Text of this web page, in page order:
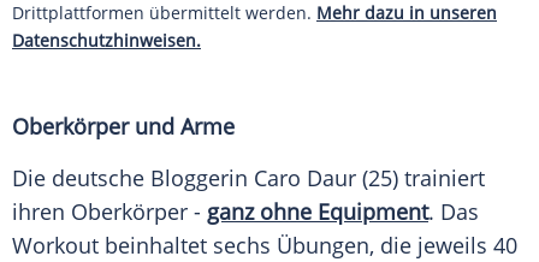
Drittplattformen übermittelt werden. Mehr dazu in unseren
Datenschutzhinweisen.
Oberkörper und Arme
Die deutsche Bloggerin Caro Daur (25) trainiert
ihren Oberkörper - ganz ohne Equipment. Das
Workout beinhaltet sechs Übungen, die jeweils 40